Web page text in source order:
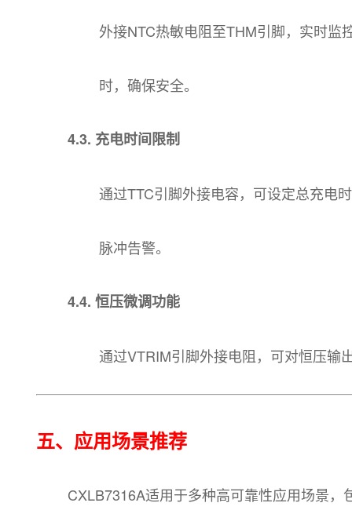
外接NTC热敏电阻至THM引脚，实时
时，确保安全。
4.3. 充电时间限制
通过TTC引脚外接电容，可设定总充电
脉冲告警。
4.4. 恒压微调功能
通过VTRIM引脚外接电阻，可对恒压输
五、应用场景推荐
CXLB7316A适用于多种高可靠性应用场景，